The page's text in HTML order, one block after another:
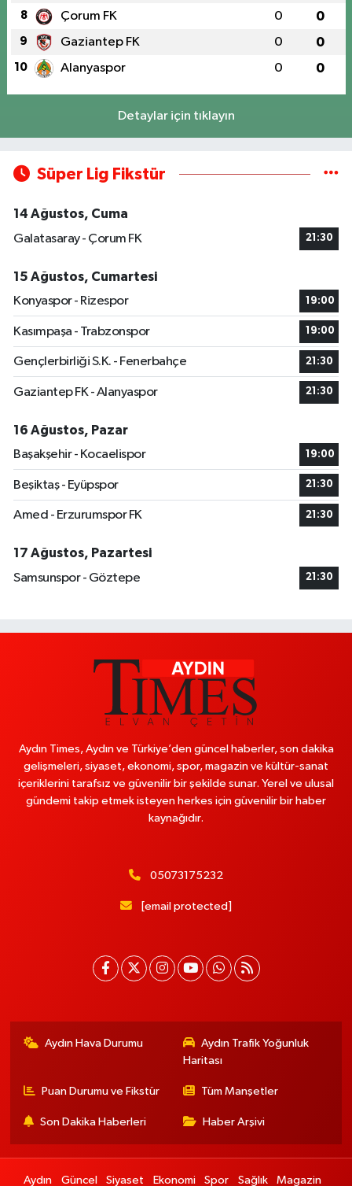
8 Çorum FK 0 0
9 Gaziantep FK 0 0
10 Alanyaspor 0 0
Detaylar için tıklayın
Süper Lig Fikstür
14 Ağustos, Cuma
Galatasaray - Çorum FK
21:30
15 Ağustos, Cumartesi
Konyaspor - Rizespor
19:00
Kasımpaşa - Trabzonspor 19:00
Gençlerbirliği S.K. - Fenerbahçe 21:30
Gaziantep FK - Alanyaspor 21:30
16 Ağustos, Pazar
Başakşehir - Kocaelispor
19:00
Beşiktaş - Eyüpspor 21:30
Amed - Erzurumspor FK 21:30
17 Ağustos, Pazartesi
Samsunspor - Göztepe
21:30
Aydın Times, Aydın ve Türkiye’den güncel haberler, son dakika
gelişmeleri, siyaset, ekonomi, spor, magazin ve kültür-sanat
içeriklerini tarafsız ve güvenilir bir şekilde sunar. Yerel ve ulusal
gündemi takip etmek isteyen herkes için güvenilir bir haber
kaynağıdır.
05073175232
[email protected]
Aydın Hava Durumu
Aydın Trafik Yoğunluk
Haritası
Puan Durumu ve Fikstür Tüm Manşetler
Son Dakika Haberleri Haber Arşivi
Aydın Güncel Siyaset Ekonomi Spor Sağlık Magazin